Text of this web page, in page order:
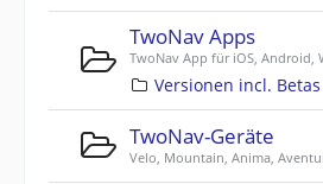
TwoNav Apps
TwoNav App für iOS, Android,
Versionen incl. Betas
TwoNav-Geräte
Velo, Mountain, Anima,